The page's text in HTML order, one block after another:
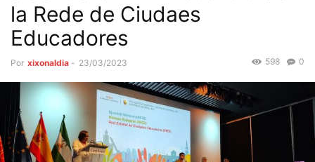
la Rede de Ciudaes
Educadores
Por xixonaldia - 23/03/2023 0
598